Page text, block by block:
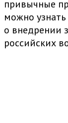
привычные
можно
о внедрении
российских